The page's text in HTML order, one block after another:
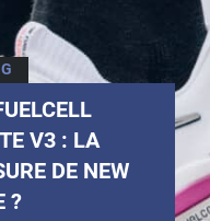
V3 : LA
DE NEW
?